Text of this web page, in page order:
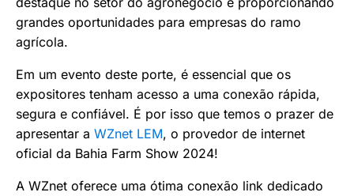
grandes oportunidades para empresas do ramo
agrícola.
Em um evento deste porte, é essencial que os
expositores tenham acesso a uma conexão rápida,
segura e confiável. É por isso que temos o prazer de
apresentar a WZnet LEM, o provedor de internet
oficial da Bahia Farm Show 2024!
A WZnet oferece uma ótima conexão link dedicado